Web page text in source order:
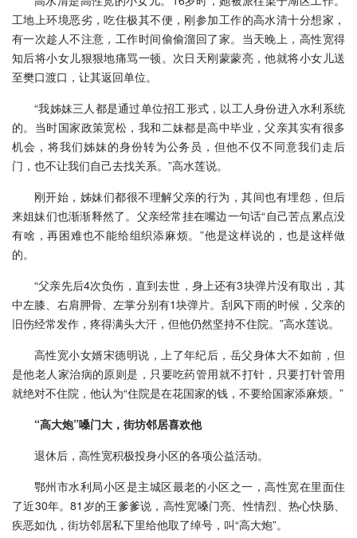
工地上环境恶劣，吃住极其不便，刚参加工作的高水清十分想家，
有一次趁人不注意，工作时间偷偷溜回了家。当天晚上，高性宽得
知后将小女儿狠狠地痛骂一顿。次日天刚蒙蒙亮，他就将小女儿送
至樊口渡口，让其返回单位。
“我姊妹三人都是通过单位招工形式，以工人身份进入水利系统
的。当时国家政策宽松，我和二妹都是高中毕业，父亲其实有很多
机会，将我们姊妹的身份转为公务员，但他不仅不同意我们走后
门，也不让我们自己去找关系。”高水莲说。
刚开始，姊妹们都很不理解父亲的行为，其间也有埋怨，但后
来姐妹们也渐渐释然了。父亲经常挂在嘴边一句话“自己苦点累点没
有啥，再困难也不能给组织添麻烦。”他是这样说的，也是这样做
的。
“父亲先后4次负伤，直到去世，身上还有3块弹片没有取出，其
中左膝、右肩胛骨、左掌分别有1块弹片。刮风下雨的时候，父亲的
旧伤经常发作，疼得满头大汗，但他仍然坚持不住院。”高水莲说。
高性宽小女婿宋德明说，上了年纪后，岳父身体大不如前，但
是他老人家治病的原则是，只要吃药管用就不打针，只要打针管用
就绝对不住院，他认为“住院是在花国家的钱，不要给国家添麻烦。”
“高大炮”嗓门大，街坊邻居喜欢他
退休后，高性宽积极投身小区的各项公益活动。
鄂州市水利局小区是主城区最老的小区之一，高性宽在里面住
了近30年。81岁的王爹爹说，高性宽嗓门亮、性情烈、热心快肠、
疾恶如仇，街坊邻居私下里给他取了绰号，叫“高大炮”。